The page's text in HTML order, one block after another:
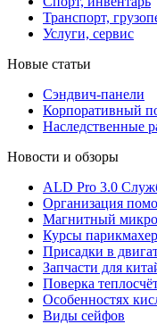
Транспорт,
Услуги, сервис
Новые статьи
Сэндвич-панели
Корпоративный
Наследственные
Новости и обзоры
ALD Pro 3.0
Организация
Магнитный
Курсы
Присадки в
Запчасти для
Поверка
Особенностях
Виды сейфов